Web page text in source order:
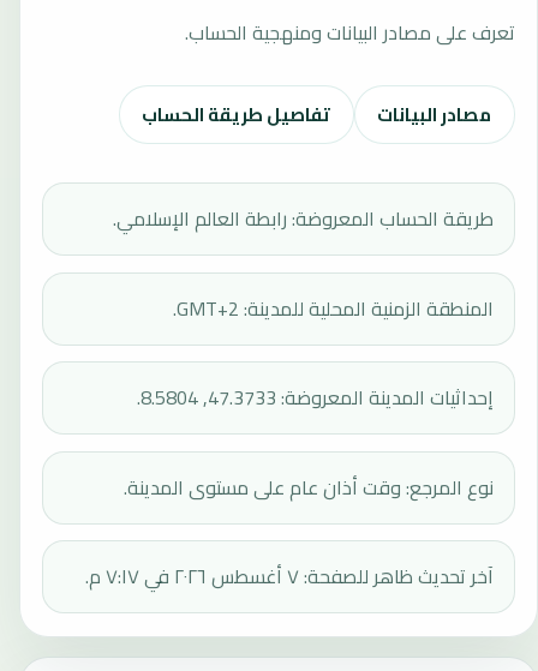
تعرف على مصادر البيانات ومنهجية الحساب.
مصادر البيانات تفاصيل طريقة الحساب
طريقة الحساب المعروضة: رابطة العالم الإسلامي.
المنطقة الزمنية المحلية للمدينة: GMT+2.
إحداثيات المدينة المعروضة: 47.3733, 8.5804.
نوع المرجع: وقت أذان عام على مستوى المدينة.
آخر تحديث ظاهر للصفحة: ٧ أغسطس ٢٠٢٦ في ٧:١٧ م.